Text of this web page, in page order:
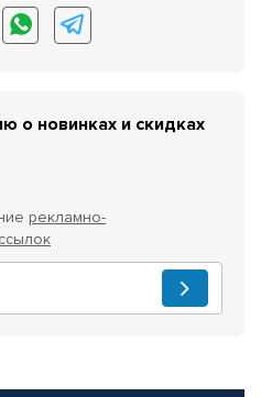
о новинках и скидках
рекламно-